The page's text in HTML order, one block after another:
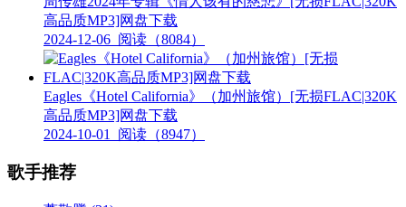
高品质MP3]网盘下载
2024-12-06 阅读（8084）
Eagles《Hotel California》（加州旅馆）[无损FLAC|320K
高品质MP3]网盘下载
2024-10-01
阅读（8947）
歌手推荐